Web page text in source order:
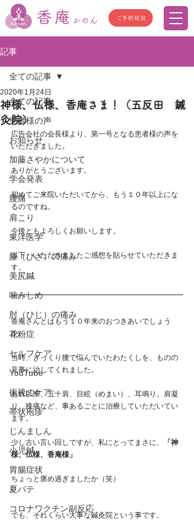
香庵 かのん ご予約状況
記事
全ての記事
患者様の声
お知らせ
加藤さやかについて
学会発表
腰痛
肩こり
東洋医学
膝（ひざ）の痛み
美尻鍼
噛みしめ
肘（ひじ）の痛み
花粉症
セルフケア
YouTube
術後のケア
帯状疱疹
じんましん
小児鍼
胃腸症状
夏バテ
コロナワクチン副反応
全ての記事
神様、仏様、香庵さま！（五反田 鍼
灸院）
2020年1月24日
広告会社の会長様より、第一号となる患者様の声を
いただきました。
ありがとうございます。
初めてご来院いただいてから、もう１０年以上にな
るのですね。
今後ともよろしくお願いします。
以下、いただきましたご感想を貼らせていただきま
す。
香庵さんとはもう１０年来のおつきあいでしょう
か。
当時、ぎっくり腰で悩んでいたわたくしを、ものの
見事に治してくれました。
あれ以来、五十肩、目眩（めまい）、耳鳴り。肩凝
り、膝痛など、事あるごとに治療していただいてい
ます。
少し古い言い回しですが、私にとってまさに、
「神
様、仏様、香庵様」
ちょっと褒め過ぎましたか（笑）
でも、それくらい大事な鍼灸院という事です。